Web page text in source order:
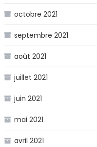
octobre 2021
septembre 2021
août 2021
juillet 2021
juin 2021
mai 2021
avril 2021